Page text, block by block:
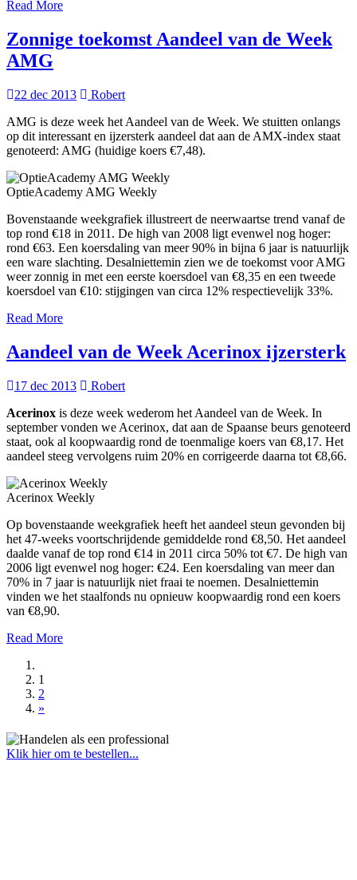
Read More
Zonnige toekomst Aandeel van de Week
AMG
22 dec 2013
Robert
AMG is deze week het Aandeel van de Week. We stuitten onlangs
op dit interessant en ijzersterk aandeel dat aan de AMX-index staat
genoteerd: AMG (huidige koers €7,48).
OptieAcademy AMG Weekly
Bovenstaande weekgrafiek illustreert de neerwaartse trend vanaf de
top rond €18 in 2011. De high van 2008 ligt evenwel nog hoger:
rond €63. Een koersdaling van meer 90% in bijna 6 jaar is natuurlijk
een ware slachting. Desalniettemin zien we de toekomst voor AMG
weer zonnig in met een eerste koersdoel van €8,35 en een tweede
koersdoel van €10: stijgingen van circa 12% respectievelijk 33%.
Read More
Aandeel van de Week Acerinox ijzersterk
17 dec 2013
Robert
Acerinox is deze week wederom het Aandeel van de Week. In
september vonden we Acerinox, dat aan de Spaanse beurs genoteerd
staat, ook al koopwaardig rond de toenmalige koers van €8,17. Het
aandeel steeg vervolgens ruim 20% en corrigeerde daarna tot €8,66.
Acerinox Weekly
Op bovenstaande weekgrafiek heeft het aandeel steun gevonden bij
het 47-weeks voortschrijdende gemiddelde rond €8,50. Het aandeel
daalde vanaf de top rond €14 in 2011 circa 50% tot €7. De high van
2006 ligt evenwel nog hoger: €24. Een koersdaling van meer dan
70% in 7 jaar is natuurlijk niet fraai te noemen. Desalniettemin
vinden we het staalfonds nu opnieuw koopwaardig rond een koers
van €8,90.
Read More
1
2
»
Klik hier om te bestellen...